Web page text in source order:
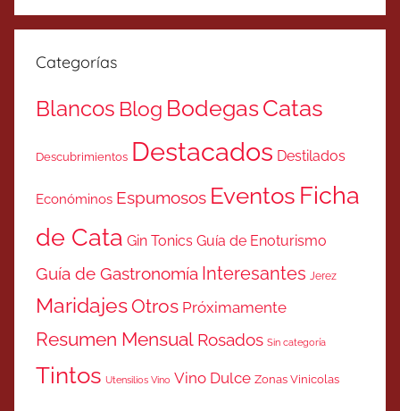
Categorías
Blancos Blog BodegasCatas
Descubrimientos Destacados Destilados
Económinos Espumosos Eventos Ficha
de Cata Gin Tonics Guía de Enoturismo
Guía de Gastronomía Interesantes Jerez
MaridajesOtros Próximamente
Resumen Mensual Rosados Sin categoría
Tintos Utensilios Vino Vino Dulce Zonas Vinicolas